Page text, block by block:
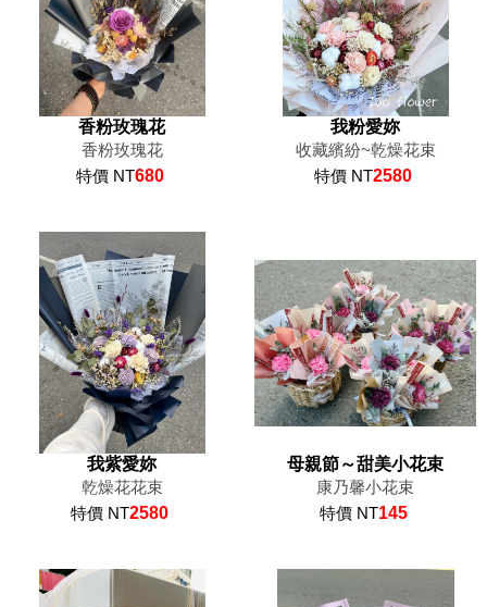
香粉玫瑰花
香粉玫瑰花
特價 NT680
我粉愛妳
收藏繽紛~乾燥花束
特價 NT2580
我紫愛妳
乾燥花花束
特價 NT2580
母親節～甜美小花束
康乃馨小花束
特價 NT145